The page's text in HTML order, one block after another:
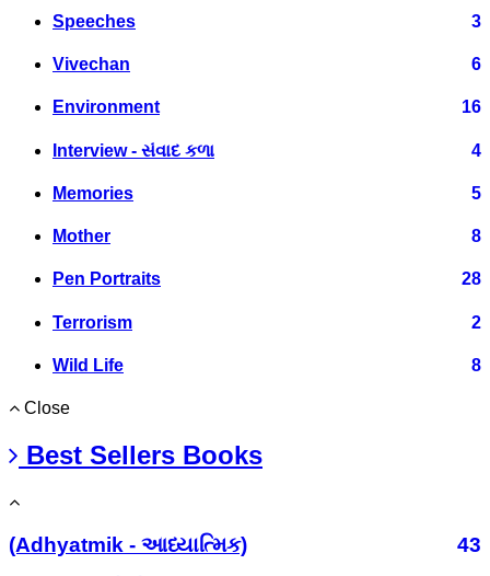
Speeches 3
Vivechan 6
Environment 16
Interview - સંવાદ કળા 4
Memories 5
Mother 8
Pen Portraits 28
Terrorism 2
Wild Life 8
Close
Best Sellers Books
(Adhyatmik - આધ્યાત્મિક)
43